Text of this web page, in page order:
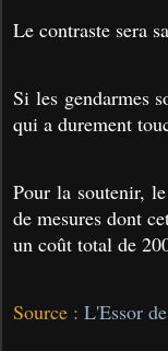
Le contraste sera
Si les gendarmes
qui a durement
Pour la soutenir,
de mesures dont
un coût total de
Source : L'Essor